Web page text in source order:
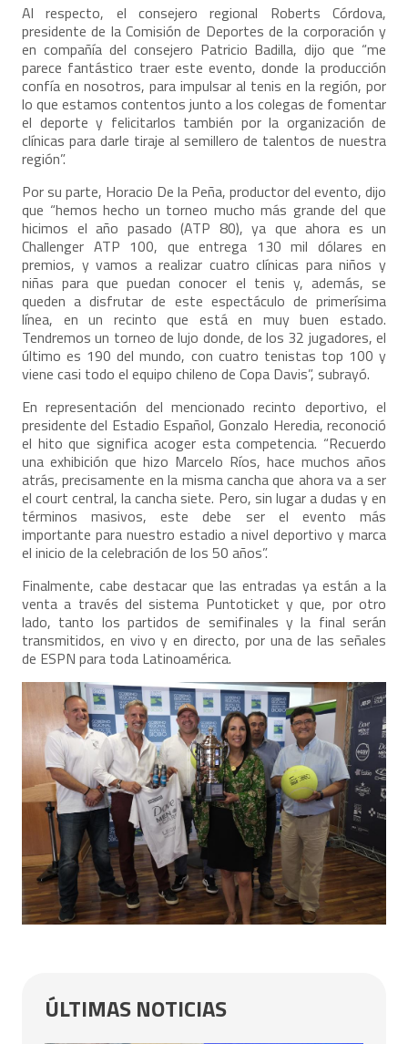
Al respecto, el consejero regional Roberts Córdova,
presidente de la Comisión de Deportes de la corporación y
en compañía del consejero Patricio Badilla, dijo que “me
parece fantástico traer este evento, donde la producción
confía en nosotros, para impulsar al tenis en la región, por
lo que estamos contentos junto a los colegas de fomentar
el deporte y felicitarlos también por la organización de
clínicas para darle tiraje al semillero de talentos de nuestra
región”.
Por su parte, Horacio De la Peña, productor del evento, dijo
que “hemos hecho un torneo mucho más grande del que
hicimos el año pasado (ATP 80), ya que ahora es un
Challenger ATP 100, que entrega 130 mil dólares en
premios, y vamos a realizar cuatro clínicas para niños y
niñas para que puedan conocer el tenis y, además, se
queden a disfrutar de este espectáculo de primerísima
línea, en un recinto que está en muy buen estado.
Tendremos un torneo de lujo donde, de los 32 jugadores, el
último es 190 del mundo, con cuatro tenistas top 100 y
viene casi todo el equipo chileno de Copa Davis”, subrayó.
En representación del mencionado recinto deportivo, el
presidente del Estadio Español, Gonzalo Heredia, reconoció
el hito que significa acoger esta competencia. “Recuerdo
una exhibición que hizo Marcelo Ríos, hace muchos años
atrás, precisamente en la misma cancha que ahora va a ser
el court central, la cancha siete. Pero, sin lugar a dudas y en
términos masivos, este debe ser el evento más
importante para nuestro estadio a nivel deportivo y marca
el inicio de la celebración de los 50 años”.
Finalmente, cabe destacar que las entradas ya están a la
venta a través del sistema Puntoticket y que, por otro
lado, tanto los partidos de semifinales y la final serán
transmitidos, en vivo y en directo, por una de las señales
de ESPN para toda Latinoamérica.
ÚLTIMAS NOTICIAS